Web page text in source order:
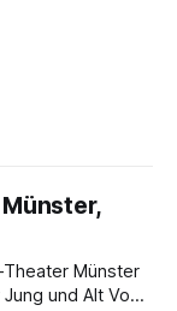
und Alt Von